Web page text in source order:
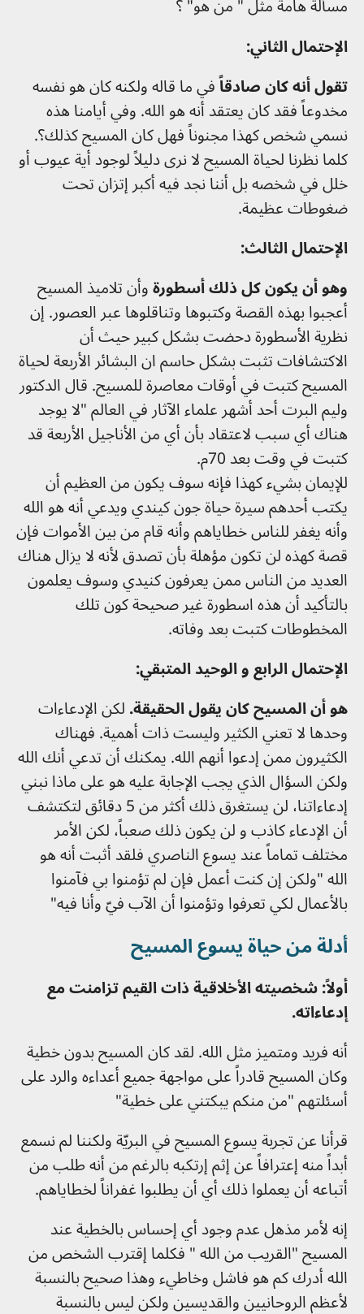
مسألة هامة مثل " من هو" ؟
الإحتمال الثاني:
تقول أنه كان صادقاًفي ما قاله ولكنه كان هو نفسه
مخدوعاً فقد كان يعتقد أنه هو الله. وفي أيامنا هذه
نسمي شخص كهذا مجنوناً فهل كان المسيح كذلك؟.
كلما نظرنا لحياة المسيح لا نرى دليلاً لوجود أية عيوب أو
خلل في شخصه بل أننا نجد فيه أكبر إتزان تحت
ضغوطات عظيمة.
الإحتمال الثالث:
وهو أن يكون كل ذلك أسطورة وأن تلاميذ المسيح
أعجبوا بهذه القصة وكتبوها وتناقلوها عبر العصور. إن
نظرية الأسطورة دحضت بشكل كبير حيث أن
الاكتشافات تثبت بشكل حاسم ان البشائر الأربعة لحياة
المسيح كتبت في أوقات معاصرة للمسيح. قال الدكتور
وليم البرت أحد أشهر علماء الآثار في العالم "لا يوجد
هناك أي سبب لاعتقاد بأن أي من الأناجيل الأربعة قد
كتبت في وقت بعد 70م.
للإيمان بشيء كهذا فإنه سوف يكون من العظيم أن
يكتب أحدهم سيرة حياة جون كيندي ويدعي أنه هو الله
وأنه يغفر للناس خطاياهم وأنه قام من بين الأموات فإن
قصة كهذه لن تكون مؤهلة بأن تصدق لأنه لا يزال هناك
العديد من الناس ممن يعرفون كنيدي وسوف يعلمون
بالتأكيد أن هذه اسطورة غير صحيحة كون تلك
المخطوطات كتبت بعد وفاته.
الإحتمال الرابع و الوحيد المتبقي:
هو أن المسيح كان يقول الحقيقة. لكن الإدعاءات
وحدها لا تعني الكثير وليست ذات أهمية. فهناك
الكثيرون ممن إدعوا أنهم الله. يمكنك أن تدعي أنك الله
ولكن السؤال الذي يجب الإجابة عليه هو على ماذا نبني
إدعاءاتنا، لن يستغرق ذلك أكثر من 5 دقائق لتكتشف
أن الإدعاء كاذب و لن يكون ذلك صعباً، لكن الأمر
مختلف تماماً عند يسوع الناصري فلقد أثبت أنه هو
الله "ولكن إن كنت أعمل فإن لم تؤمنوا بي فآمنوا
بالأعمال لكي تعرفوا وتؤمنوا أن الآب فيّ وأنا فيه"
أدلة من حياة يسوع المسيح
أولاً: شخصيته الأخلاقية ذات القيم تزامنت مع
إدعاءاته.
أنه فريد ومتميز مثل الله. لقد كان المسيح بدون خطية
وكان المسيح قادراً على مواجهة جميع أعداءه والرد على
أسئلتهم "من منكم يبكتني على خطية"
قرأنا عن تجربة يسوع المسيح في البريّة ولكننا لم نسمع
أبداً منه إعترافاً عن إثم إرتكبه بالرغم من أنه طلب من
أتباعه أن يعملوا ذلك أي أن يطلبوا غفراناً لخطاياهم.
إنه لأمر مذهل عدم وجود أي إحساس بالخطية عند
المسيح "القريب من الله " فكلما إقترب الشخص من
الله أدرك كم هو فاشل وخاطيء وهذا صحيح بالنسبة
لأعظم الروحانيين والقديسين ولكن ليس بالنسبة